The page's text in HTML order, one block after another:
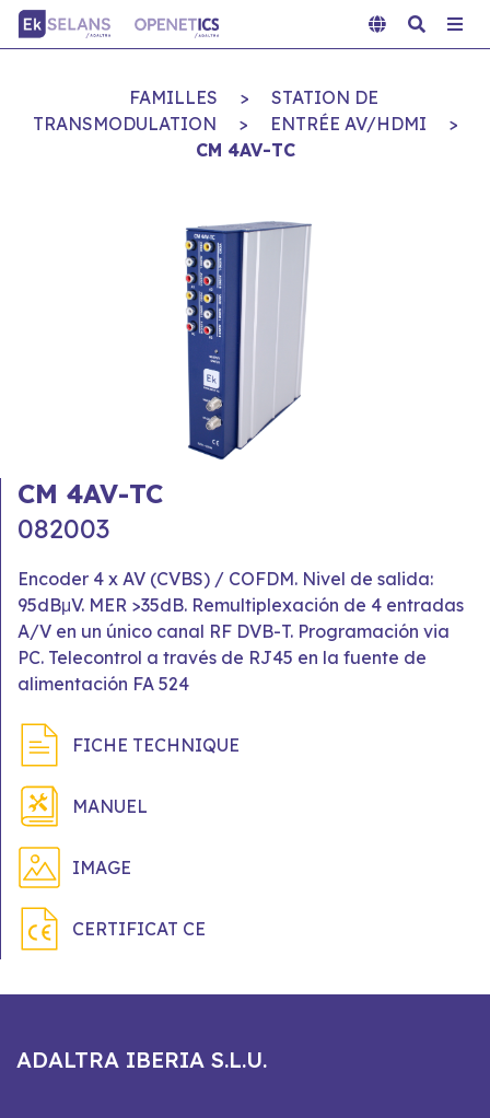
FAMILLES >
STATION DE
TRANSMODULATION
> ENTRÉE AV/HDMI
>
CM 4AV-TC
CM 4AV-TC
082003
Encoder 4 x AV (CVBS) / COFDM. Nivel de salida:
95dBμV. MER >35dB. Remultiplexación de 4 entradas
A/V en un único canal RF DVB-T. Programación via
PC. Telecontrol a través de RJ45 en la fuente de
alimentación FA 524
FICHE TECHNIQUE
MANUEL
IMAGE
CERTIFICAT CE
ADALTRA IBERIA S.L.U.